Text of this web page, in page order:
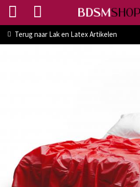
Terug naar Lak en Latex Artikelen